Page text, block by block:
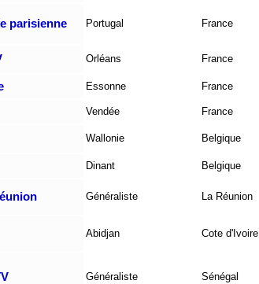
parisienne Portugal France
Orléans France
Essonne France
Vendée France
Wallonie Belgique
Dinant Belgique
Généraliste La Réunion
Abidjan Cote d'Ivoire
Généraliste Sénégal